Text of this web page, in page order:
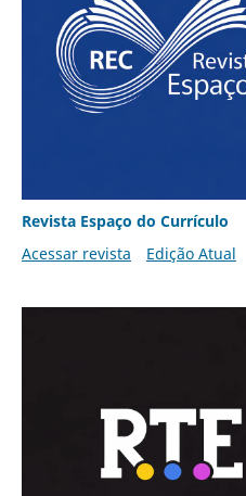
Revista Espaço do Currículo
Acessar revista
Edição Atual